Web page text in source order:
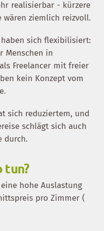
realisierbar - kürzere
ziemlich reizvoll.
sich flexibilisiert:
Menschen in
Freelancer mit freier
kein Konzept vom
sich reduziertem, und
schlägt sich auch
durch.
tun?
hohe Auslastung
pro Zimmer (